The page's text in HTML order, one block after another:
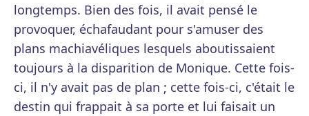
longtemps. Bien des fois, il avait pensé le
provoquer, échafaudant pour s'amuser des
plans machiavéliques lesquels aboutissaient
toujours à la disparition de Monique. Cette fois-
ci, il n'y avait pas de plan ; cette fois-ci, c'était le
destin qui frappait à sa porte et lui faisait un